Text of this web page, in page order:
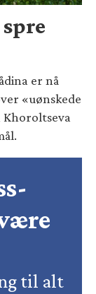
er nå
«uønskede
Khoroltseva
til alt